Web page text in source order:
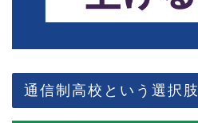
通信制高校という選択肢